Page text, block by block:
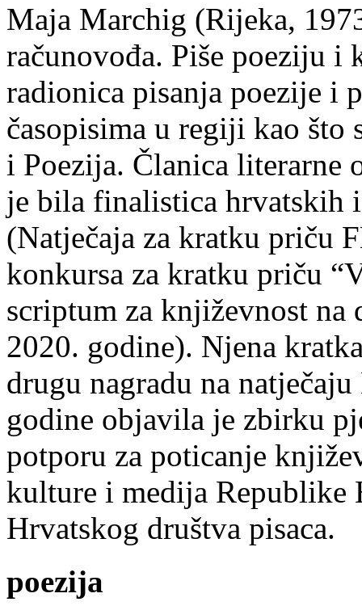
Maja Marchig (Rijeka,
računovođa. Piše poeziju i
radionica pisanja poezije i
časopisima u regiji kao što
i Poezija. Članica literarne
je bila finalistica hrvatskih
(Natječaja za kratku priču
konkursa za kratku priču
scriptum za književnost na
2020. godine). Njena
drugu nagradu na
godine objavila je zbirku
potporu za poticanje
kulture i medija Republike
Hrvatskog društva pisaca.
poezija